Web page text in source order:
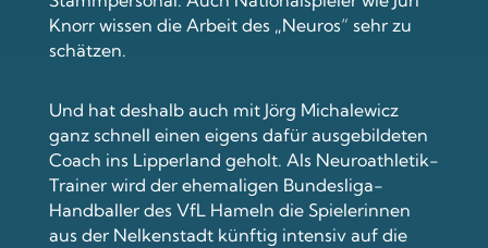
Knorr wissen die Arbeit des „Neuros“ sehr zu
schätzen.
Und hat deshalb auch mit Jörg Michalewicz
ganz schnell einen eigens dafür ausgebildeten
Coach ins Lipperland geholt. Als Neuroathletik-
Trainer wird der ehemaligen Bundesliga-
Handballer des VfL Hameln die Spielerinnen
aus der Nelkenstadt künftig intensiv auf die